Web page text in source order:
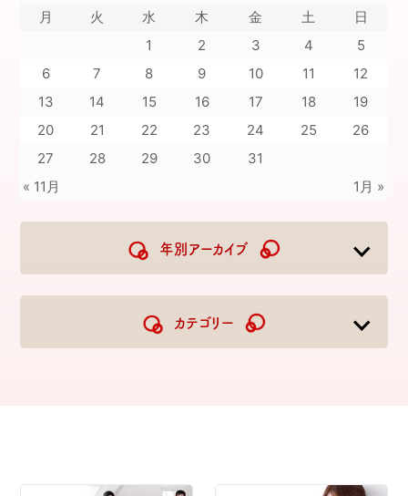
月 火 水 木 金 土 日
« 11月 1月 »
1 2 3 4
5
6
7 8 9 10 11
12
13
14 15 16 17 18
19
20
21 22 23 24 25
26
27
28 29 30 31
年別アーカイブ
2023
カテゴリー